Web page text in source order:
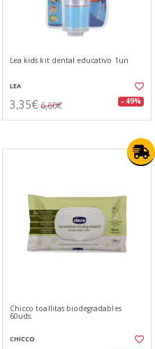
Lea kids kit dental educativo 1un
LEA
3,35€ 6,60€ - 49%
Chicco toallitas biodegradables
60uds.
CHICCO